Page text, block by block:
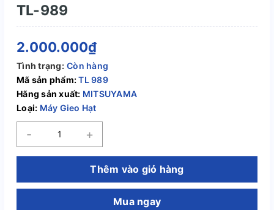
TL-989
2.000.000₫
Tình trạng: Còn hàng
Mã sản phẩm:TL 989
Hãng sản xuất: MITSUYAMA
Loại: Máy Gieo Hạt
- +
Thêm vào giỏ hàng
Mua ngay